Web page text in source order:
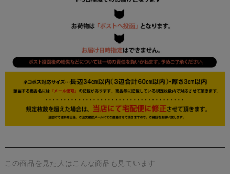
この商品を見た人はこんな商品も見ています